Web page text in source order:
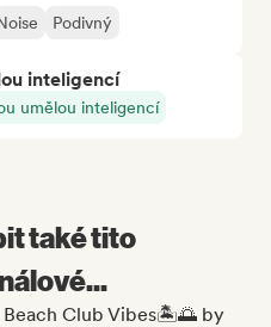
Podivný
inteligencí
umělou inteligencí
také tito
Club Vibes🏝️🌅 by